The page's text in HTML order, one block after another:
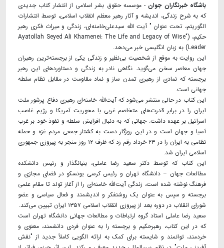
باشگاه خبرنگاران جوان- موسسه حقوق بشر اسلامی از انتشار کتاب جدیدی
که به شرح زندگی، اندیشه و آثار رهبر معظم انقلاب اسلامی، توسط انتشارات
الگوریتم، تحت عنوان " آیت الله سید‌علی‌خامنه‌ای، زندگی و میراٍث فکری رهبر
حکیم، ("Ayatollah Seyed Ali Khamenei: The Life and Legacy of Wise
Leader) به زبان انگلیسی خبر می‌دهد.
این روایت به موقع از شخصیت بی‌نظیر و زندگی یکی از برجسته‌ترین رهبران
جهان معاصر سخن می‌گوید. نگاهی نادر به زندگی و دستاورد‌های این رهبر
برجسته که نمادی از رهبری تمدن ساز و نماد مقاومت در مقابل نظام سلطه
جهانی است.
این کتاب در حالی منتشر می‌شود که آیت‌الله خامنه‌ای رهبری دفاع پرشور ملت
ایران را در برابر قدرت‌های متخاصم غربی با محوریت آمریکا و رژیم غاصب
اسرائیل بر عهده داشت. جهانی که به دنبال افزایش سلطه و نفوذ خود بر غرب
آسیا و جهان است و در این روزگار دست به کشتار جمعی مردم غزه و حمله
نظامی به ایران را در ۲۳ خرداد رقم زد که ظرف ۱۲ روز منجر به پیروزی جمهوری
اسلامی ایران شد.
این کتاب که توسط دکتر سعید رضا عاملی، بنیانگذار و رئیس دانشکده
مطالعات جهان – دانشگاه تهران و رئیس کرسی یونسکو در فضای مجازی و
فرهنگ نوشته شده است، زندگی آیت‌الله خامنه‌ای را از آغاز تولد تا مقام علمی
برجسته و سپس به عنوان یک روشنفکر و اندیشمند و فعال سیاسی و عضو
شورای انقلاب در دوره بعد از پیروزی انقلاب اسلامی ۱۳۵۷ ایران تبیین می‌کند.
سعید رضا عاملی استاد گروه ارتباطات و مطالعات جهانی دانشگاه تهران است
که در این کتاب، رهبرحکیم و برجسته را به عنوان فردی دانشمند، معنوی و
خردمند، توانمند و شایسته برای کمک به ارائه الگویی کاملاً جدید از "نقش